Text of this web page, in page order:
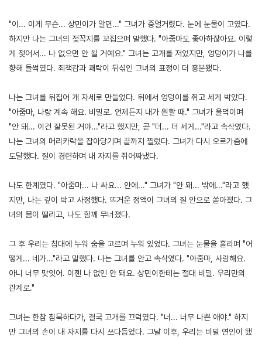
"이... 이게 무슨... 상민이가 알면..." 그녀가 중얼거렸다. 눈에 눈물이 고였다.
하지만 나는 그녀의 젖꼭지를 꼬집으며 말했다. "아줌마도 좋아하잖아요. 이렇
게 젖어서... 나 없으면 안 될 거예요." 그녀는 고개를 저었지만, 엉덩이가 나를
향해 들썩였다. 죄책감과 쾌락이 뒤섞인 그녀의 표정이 더 흥분됐다.
나는 그녀를 뒤집어 개 자세로 만들었다. 뒤에서 엉덩이를 쥐고 세게 박았다.
"아줌마, 나랑 계속 해요. 비밀로. 언제든지 내가 원할 때." 그녀가 울먹이며
"안 돼... 이건 잘못된 거야..."라고 했지만, 곧 "더... 더 세게..."라고 속삭였다.
나는 그녀의 머리카락을 잡아당기며 끝까지 찔렀다. 그녀가 다시 오르가즘에
도달했다. 질이 경련하며 내 자지를 쥐어짜냈다.
나도 한계였다. "아줌마... 나 싸요... 안에..." 그녀가 "안 돼... 밖에..."라고 했
지만, 나는 깊이 박고 사정했다. 뜨거운 정액이 그녀의 질 안으로 쏟아졌다. 그
녀의 몸이 떨리고, 나도 함께 무너졌다.
그 후 우리는 침대에 누워 숨을 고르며 누워 있었다. 그녀는 눈물을 흘리며 "어
떻게... 네가..."라고 말했다. 나는 그녀를 안고 속삭였다. "아줌마, 사랑해요.
아니 너무 맛잇어. 이젠 나 없인 안 돼요. 상민이한테는 절대 비밀. 우리만의
관계로."
그녀는 한참 침묵하다가, 결국 고개를 끄덕였다. "너... 너무 나쁜 애야." 하지
만 그녀의 손이 내 자지를 다시 쓰다듬었다. 그날 이후, 우리는 비밀 연인이 됐